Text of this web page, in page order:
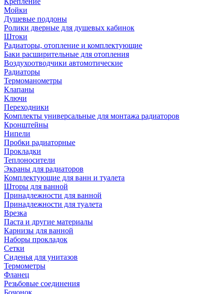
Мойки
Душевые поддоны
Ролики дверные для душевых кабинок
Штоки
Радиаторы, отопление и комплектующие
Баки расширительные для отопления
Воздухоотводчики автомотические
Радиаторы
Термоманометры
Клапаны
Ключи
Переходники
Комплекты универсальные для монтажа радиаторов
Кронштейны
Нипели
Пробки радиаторные
Прокладки
Теплоносители
Экраны для радиаторов
Комплектующие для ванн и туалета
Шторы для ванной
Принадлежности для ванной
Принадлежности для туалета
Врезка
Паста и другие материалы
Карнизы для ванной
Наборы прокладок
Сетки
Сиденья для унитазов
Термометры
Фланец
Резьбовые соединения
Бочонок